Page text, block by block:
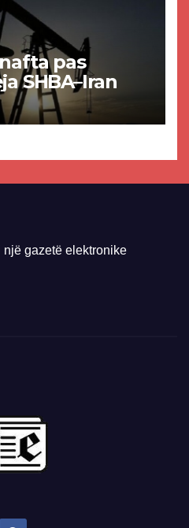
pas
SHBA–Iran
gazetë elektronike